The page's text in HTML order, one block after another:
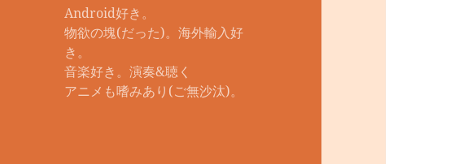
Android好き。
物欲の塊(だった)。海外輸入好
き。
音楽好き。演奏&聴く
アニメも嗜みあり(ご無沙汰)。